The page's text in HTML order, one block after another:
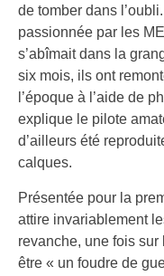
de tomber dans
passionnée par les
s’abîmait dans la
six mois, ils ont
l’époque à l’aide de
explique le pilote
d’ailleurs été
calques.
Présentée pour la
attire invariablement
revanche, une fois sur
être « un foudre de